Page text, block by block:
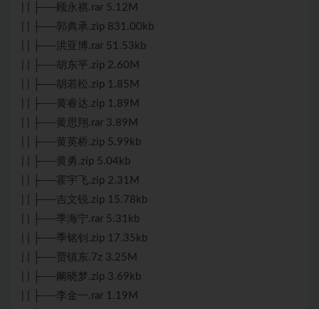
| | ├──顾永祺.rar 5.12M
| | ├──郭典承.zip 831.00kb
| | ├──洪亚博.rar 51.53kb
| | ├──胡东平.zip 2.60M
| | ├──胡若松.zip 1.85M
| | ├──黄睿达.zip 1.89M
| | ├──黄思翔.rar 3.89M
| | ├──黄英桥.zip 5.99kb
| | ├──黄勇.zip 5.04kb
| | ├──霍宇飞.zip 2.31M
| | ├──吉文锐.zip 15.78kb
| | ├──季海宁.rar 5.31kb
| | ├──季铭钊.zip 17.35kb
| | ├──贾镇东.7z 3.25M
| | ├──阚晓梦.zip 3.69kb
| | ├──李金一.rar 1.19M